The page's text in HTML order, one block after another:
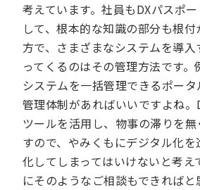
考えています。社員もDXパスポ
して、根本的な知識の部分も根
方で、さまざまなシステムを導
ってくるのはその管理方法です。
システムを一括管理できるポー
管理体制があればいいですよね。
ツールを活用し、物事の滞りを
すので、やみくもにデジタル化
化してしまってはいけないと考え
にそのようなご相談もできれば